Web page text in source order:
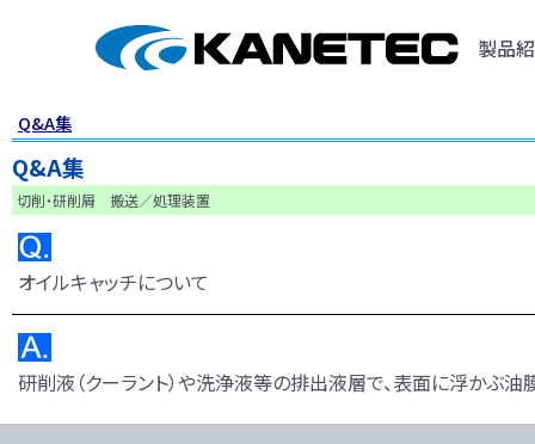
製品
Q&A集
Q&A集
切削・研削屑 搬送／処理装置
オイルキャッチについて
研削液（クーラント）や洗浄液等の排出液層で、表面に浮かぶ